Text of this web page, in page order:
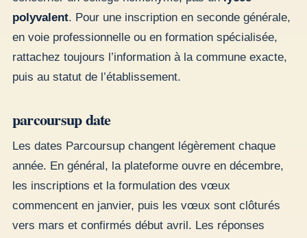
polyvalent. Pour une inscription en seconde générale,
en voie professionnelle ou en formation spécialisée,
rattachez toujours l’information à la commune exacte,
puis au statut de l’établissement.
parcoursup date
Les dates Parcoursup changent légèrement chaque
année. En général, la plateforme ouvre en décembre,
les inscriptions et la formulation des vœux
commencent en janvier, puis les vœux sont clôturés
vers mars et confirmés début avril. Les réponses